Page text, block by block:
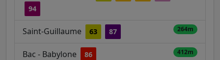
94
Saint-Guillaume 63 87 264m
Bac - Babylone 86 412m